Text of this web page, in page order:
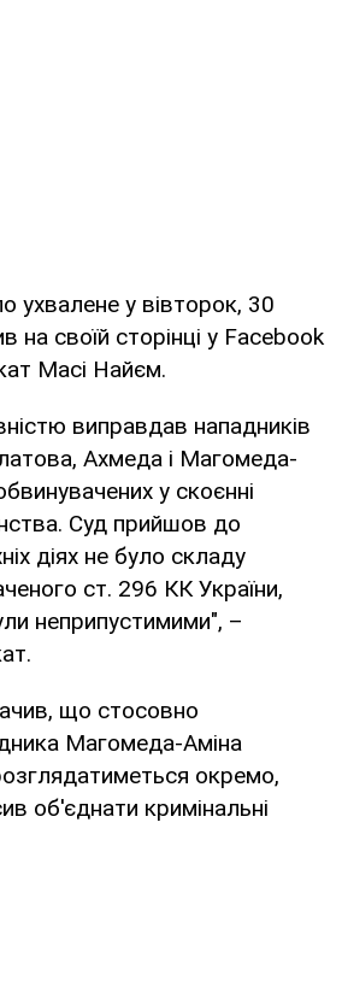
ухвалене у вівторок, 30
на своїй сторінці у Facebook
Масі Найєм.
виправдав нападників
Ахмеда і Магомеда-
у скоєнні
Суд прийшов до
діях не було складу
ст. 296 КК України,
неприпустимими", –
що стосовно
Магомеда-Аміна
окремо,
об'єднати кримінальні